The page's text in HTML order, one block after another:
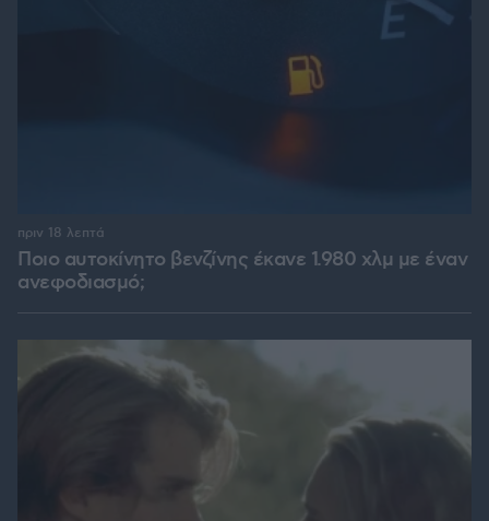
Ποιο αυτοκίνητο βενζίνης έκανε 1.980 χλμ με έναν
ανεφοδιασμό;
πριν 18 λεπτά